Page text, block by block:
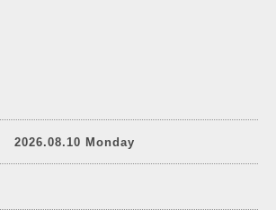
2026.08.10 Monday